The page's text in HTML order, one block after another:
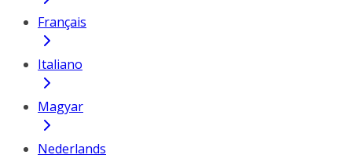
Français
Italiano
Magyar
Nederlands